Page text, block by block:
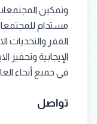
وتمكين
مستدام
الفقر والتحديات
الإيجابية وتحفيز
في جميع أنحاء
تواصل